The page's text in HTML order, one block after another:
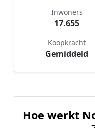
Inwoners
17.655
Koopkracht
Gemiddeld
Hoe werkt